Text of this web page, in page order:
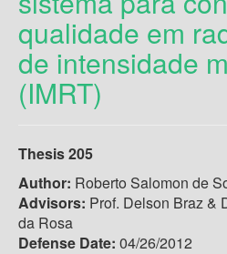
qualidade em
de intensidade
(IMRT)
Thesis 205
Author: Roberto Salomon de
Advisors: Prof. Delson Braz &
da Rosa
Defense Date: 04/26/2012